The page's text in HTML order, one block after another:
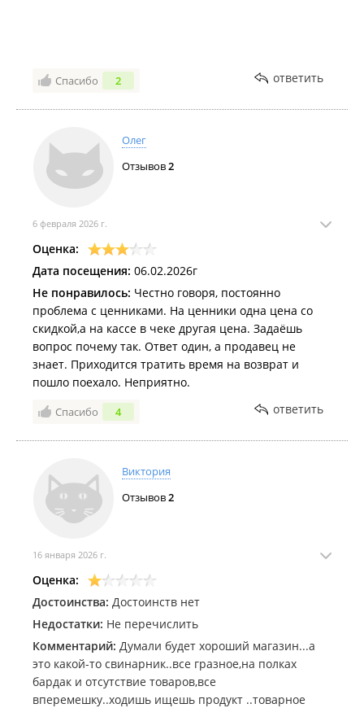
P. S . Люди, оставайтесь людьми. Желаю всех благ.
Спасибо 2 ответить
Олег
Отзывов2
6 февраля 2026 г.
Оценка:
Дата посещения: 06.02.2026г
Не понравилось: Честно говоря, постоянно
проблема с ценниками. На ценники одна цена со
скидкой,а на кассе в чеке другая цена. Задаёшь
вопрос почему так. Ответ один, а продавец не
знает. Приходится тратить время на возврат и
пошло поехало. Неприятно.
Спасибо 4 ответить
Виктория
Отзывов2
16 января 2026 г.
Оценка:
Достоинства: Достоинств нет
Недостатки: Не перечислить
Комментарий: Думали будет хороший магазин...а
это какой-то свинарник..все гразное,на полках
бардак и отсутствие товаров,все
вперемешку..ходишь ищешь продукт ..товарное